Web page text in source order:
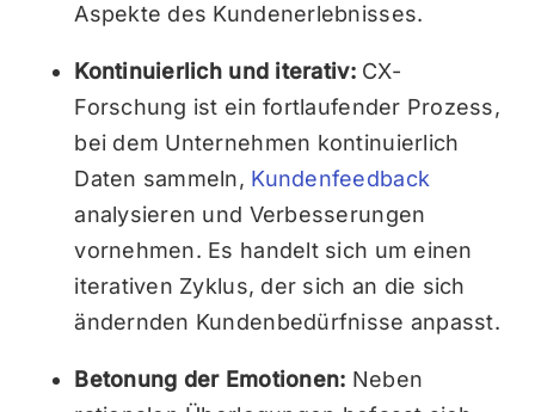
Aspekte des Kundenerlebnisses.
Kontinuierlich und iterativ:CX-
Forschung ist ein fortlaufender Prozess,
bei dem Unternehmen kontinuierlich
Daten sammeln, Kundenfeedback
analysieren und Verbesserungen
vornehmen. Es handelt sich um einen
iterativen Zyklus, der sich an die sich
ändernden Kundenbedürfnisse anpasst.
Betonung der Emotionen: Neben